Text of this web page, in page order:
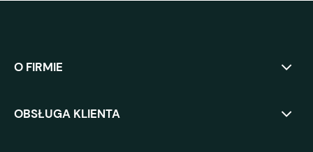
O FIRMIE
OBSŁUGA KLIENTA